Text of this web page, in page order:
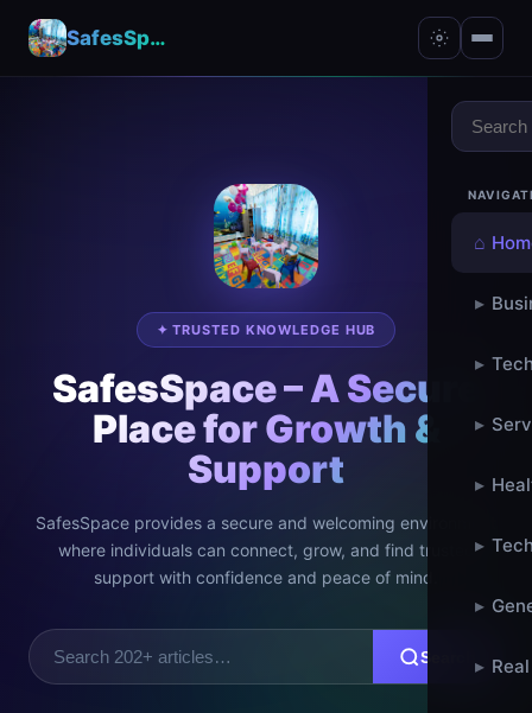
SafesSpace – A Secure Place for Growth & Support
⌂
▸
▸
▸
▸
▸
▸
▸
✦ TRUSTED KNOWLEDGE HUB
SafesSpace – A Secure
Place for Growth &
Support
SafesSpace provides a secure and welcoming environment
where individuals can connect, grow, and find trusted
support with confidence and peace of mind.
Search
articles
Search